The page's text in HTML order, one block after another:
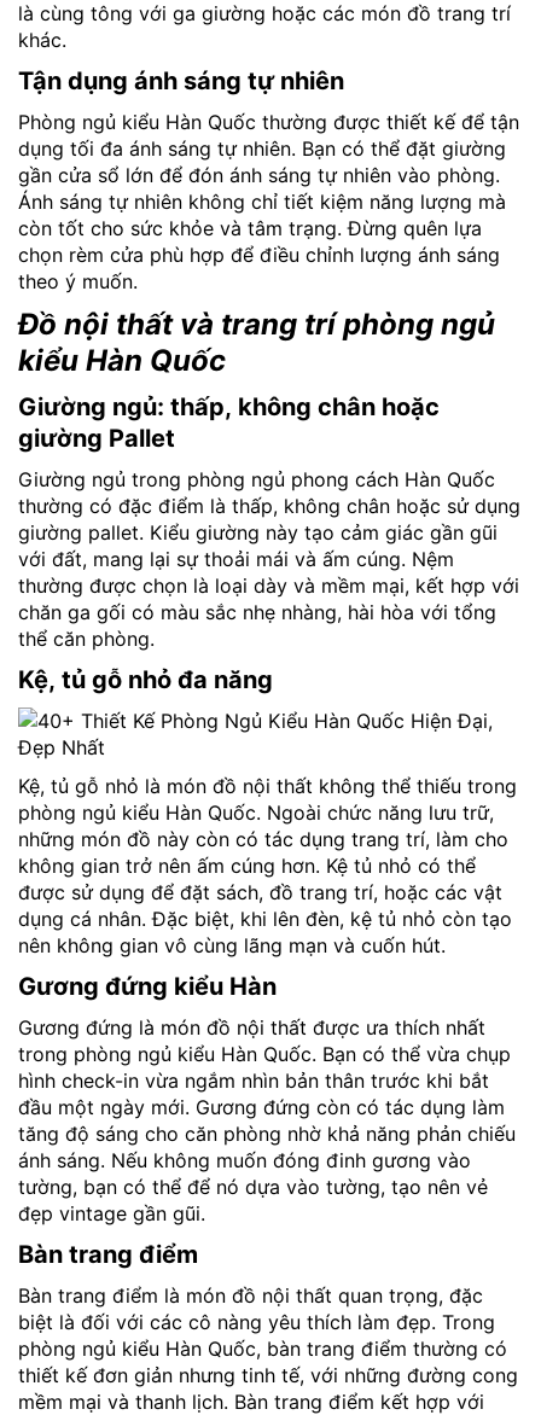
là cùng tông với ga giường hoặc các món đồ trang trí
khác.
Tận dụng ánh sáng tự nhiên
Phòng ngủ kiểu Hàn Quốc thường được thiết kế để tận
dụng tối đa ánh sáng tự nhiên. Bạn có thể đặt giường
gần cửa sổ lớn để đón ánh sáng tự nhiên vào phòng.
Ánh sáng tự nhiên không chỉ tiết kiệm năng lượng mà
còn tốt cho sức khỏe và tâm trạng. Đừng quên lựa
chọn rèm cửa phù hợp để điều chỉnh lượng ánh sáng
theo ý muốn.
Đồ nội thất và trang trí phòng ngủ
kiểu Hàn Quốc
Giường ngủ: thấp, không chân hoặc
giường Pallet
Giường ngủ trong phòng ngủ phong cách Hàn Quốc
thường có đặc điểm là thấp, không chân hoặc sử dụng
giường pallet. Kiểu giường này tạo cảm giác gần gũi
với đất, mang lại sự thoải mái và ấm cúng. Nệm
thường được chọn là loại dày và mềm mại, kết hợp với
chăn ga gối có màu sắc nhẹ nhàng, hài hòa với tổng
thể căn phòng.
Kệ, tủ gỗ nhỏ đa năng
Kệ, tủ gỗ nhỏ là món đồ nội thất không thể thiếu trong
phòng ngủ kiểu Hàn Quốc. Ngoài chức năng lưu trữ,
những món đồ này còn có tác dụng trang trí, làm cho
không gian trở nên ấm cúng hơn. Kệ tủ nhỏ có thể
được sử dụng để đặt sách, đồ trang trí, hoặc các vật
dụng cá nhân. Đặc biệt, khi lên đèn, kệ tủ nhỏ còn tạo
nên không gian vô cùng lãng mạn và cuốn hút.
Gương đứng kiểu Hàn
Gương đứng là món đồ nội thất được ưa thích nhất
trong phòng ngủ kiểu Hàn Quốc. Bạn có thể vừa chụp
hình check-in vừa ngắm nhìn bản thân trước khi bắt
đầu một ngày mới. Gương đứng còn có tác dụng làm
tăng độ sáng cho căn phòng nhờ khả năng phản chiếu
ánh sáng. Nếu không muốn đóng đinh gương vào
tường, bạn có thể để nó dựa vào tường, tạo nên vẻ
đẹp vintage gần gũi.
Bàn trang điểm
Bàn trang điểm là món đồ nội thất quan trọng, đặc
biệt là đối với các cô nàng yêu thích làm đẹp. Trong
phòng ngủ kiểu Hàn Quốc, bàn trang điểm thường có
thiết kế đơn giản nhưng tinh tế, với những đường cong
mềm mại và thanh lịch. Bàn trang điểm kết hợp với